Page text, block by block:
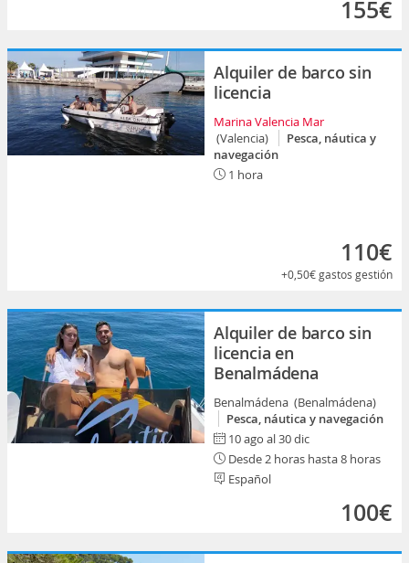
155€
Alquiler de barco sin
licencia
Marina Valencia Mar
(Valencia)
Pesca, náutica y
navegación
1 hora
110€
+0,50€gastos gestión
Alquiler de barco sin
licencia en
Benalmádena
Benalmádena (Benalmádena)
Pesca, náutica y navegación
10 ago al 30 dic
Desde 2 horas hasta 8 horas
Español
100€